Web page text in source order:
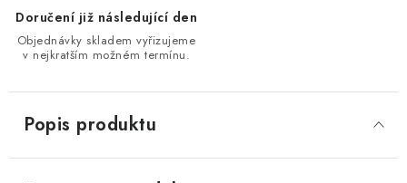
Doručení již následující den
Objednávky skladem vyřizujeme
v nejkratším možném termínu.
Popis produktu